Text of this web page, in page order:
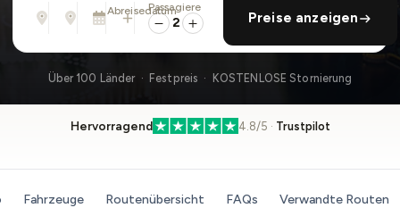
Von
Adresse, Flughafen, Hotel, ...
Nach
Adresse, Flughafen, Hotel, ...
Abreisedatum
So., 9. Aug. · 13:45
rückfahrt hinzufügen
Passagiere
2 Preise anzeigen
Über 100 Länder · Festpreis · KOSTENLOSE Stornierung
Hervorragend 4.8/5 · Trustpilot
Fahrzeuge Routenübersicht FAQs Verwandte Routen